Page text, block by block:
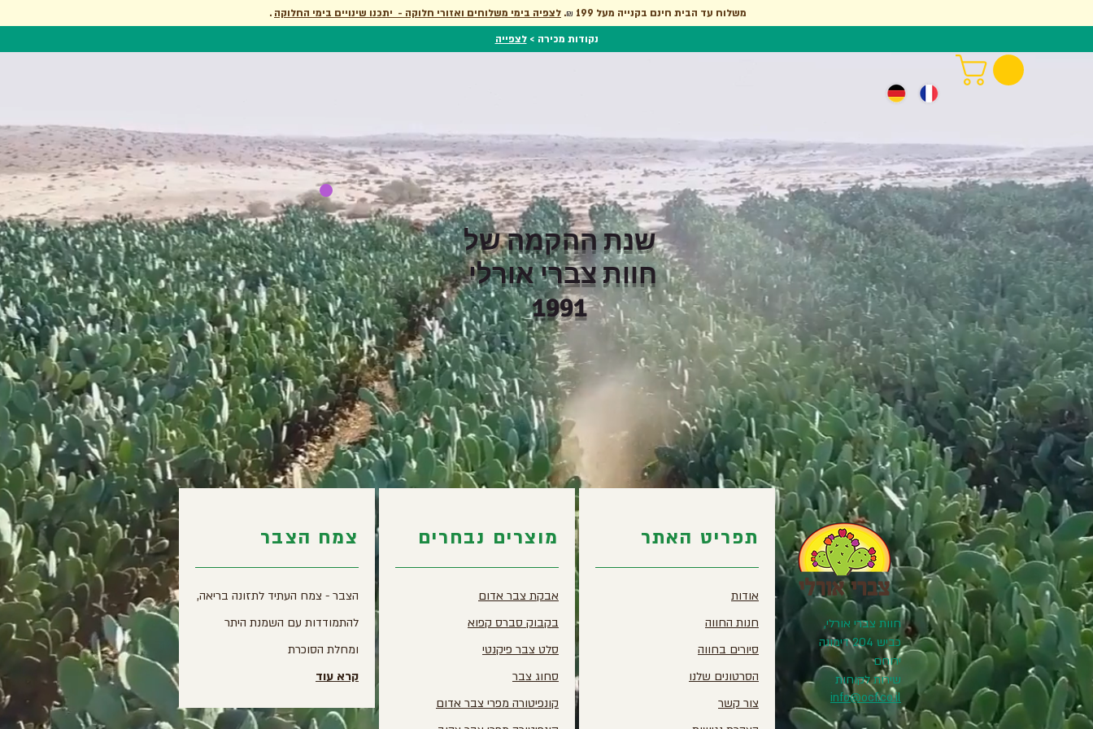
. משלוח עד הבית חינם בקנייה מעל 199 ₪
. לצפיה בימי משלוחים ואזורי חלוקה - יתכנו שינויים בימי החלוקה
נקודות מכירה >לצפייה
שנת ההקמה של
חוות צברי אורלי
1991
תפריט האתר
אודות
חנות החווה
סיורים בחווה
הסרטונים שלנו
צור קשר
מוצרים נבחרים
אבקת צבר אדום
בקבוק סברס קפוא
סלט צבר פיקנטי
סחוג צבר
קונפיטורה מפרי צבר אדום
צמח הצבר
הצבר - צמח העתיד לתזונה בריאה,
להתמודדות עם השמנת היתר
ומחלת הסוכרת
קרא עוד
חוות צברי אורלי,
כביש 204 דימונה
ירוחם
שירות לקוחות
info@ocf.co.il